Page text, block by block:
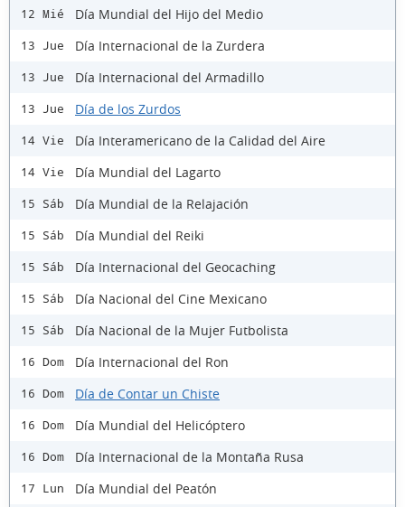
12 Mié Día Mundial del Hijo del Medio
13 Jue Día Internacional de la Zurdera
13 Jue Día Internacional del Armadillo
13 Jue Día de los Zurdos
14 Vie Día Interamericano de la Calidad del Aire
14 Vie Día Mundial del Lagarto
15 Sáb Día Mundial de la Relajación
15 Sáb Día Mundial del Reiki
15 Sáb Día Internacional del Geocaching
15 Sáb Día Nacional del Cine Mexicano
15 Sáb Día Nacional de la Mujer Futbolista
16 Dom Día Internacional del Ron
16 Dom Día de Contar un Chiste
16 Dom Día Mundial del Helicóptero
16 Dom Día Internacional de la Montaña Rusa
17 Lun Día Mundial del Peatón